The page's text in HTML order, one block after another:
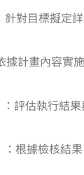
針對目標擬定
據計畫內容實
：評估執行結
：根據檢核結